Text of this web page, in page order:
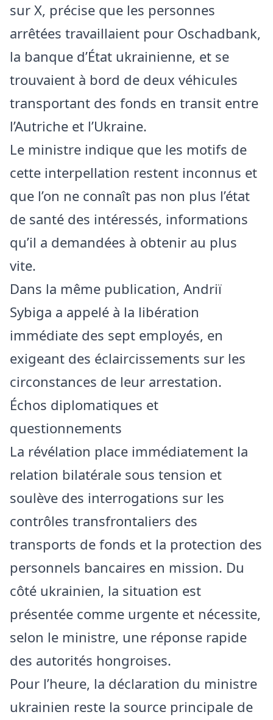
sur X, précise que les personnes
arrêtées travaillaient pour Oschadbank,
la banque d’État ukrainienne, et se
trouvaient à bord de deux véhicules
transportant des fonds en transit entre
l’Autriche et l’Ukraine.
Le ministre indique que les motifs de
cette interpellation restent inconnus et
que l’on ne connaît pas non plus l’état
de santé des intéressés, informations
qu’il a demandées à obtenir au plus
vite.
Dans la même publication, Andriï
Sybiga a appelé à la libération
immédiate des sept employés, en
exigeant des éclaircissements sur les
circonstances de leur arrestation.
Échos diplomatiques et
questionnements
La révélation place immédiatement la
relation bilatérale sous tension et
soulève des interrogations sur les
contrôles transfrontaliers des
transports de fonds et la protection des
personnels bancaires en mission. Du
côté ukrainien, la situation est
présentée comme urgente et nécessite,
selon le ministre, une réponse rapide
des autorités hongroises.
Pour l’heure, la déclaration du ministre
ukrainien reste la source principale de